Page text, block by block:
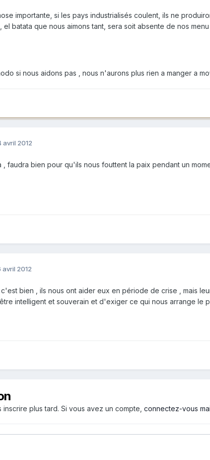
importante, si les pays industrialisés coulent, ils ne
el batata que nous aimons tant, sera soit absente de nos
si nous aidons pas , nous n'aurons plus rien a manger a
avril 2012
, faudra bien pour qu'ils nous fouttent la paix pendant un
avril 2012
bien , ils nous ont aider eux en période de crise , mais
intelligent et souverain et d'exiger ce qui nous arrange le
plus tard. Si vous avez un compte, connectez-vous